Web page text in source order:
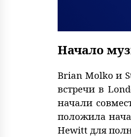
Начало
Brian Molko и
встречи в
начали
положила
Hewitt для